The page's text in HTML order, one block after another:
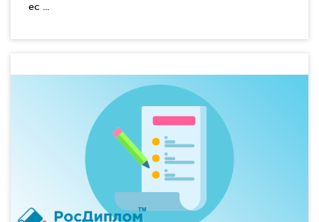
ес ...